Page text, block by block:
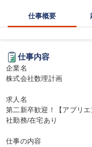
仕事概要
仕事内容
企業名
株式会社数理計画
求人名
第二新卒歓迎！【アプリ
社勤務/在宅あり
仕事の内容